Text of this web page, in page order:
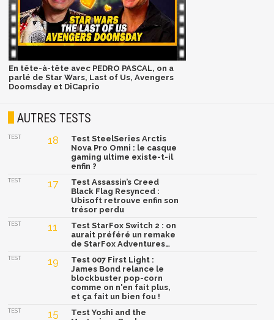
En tête-à-tête avec PEDRO PASCAL, on a
parlé de Star Wars, Last of Us, Avengers
Doomsday et DiCaprio
AUTRES TESTS
TEST 18
Test SteelSeries Arctis
Nova Pro Omni : le casque
gaming ultime existe-t-il
enfin ?
TEST 17
Test Assassin’s Creed
Black Flag Resynced :
Ubisoft retrouve enfin son
trésor perdu
TEST 11
Test StarFox Switch 2 : on
aurait préféré un remake
de StarFox Adventures…
TEST 19
Test 007 First Light :
James Bond relance le
blockbuster pop-corn
comme on n'en fait plus,
et ça fait un bien fou !
TEST 15
Test Yoshi and the